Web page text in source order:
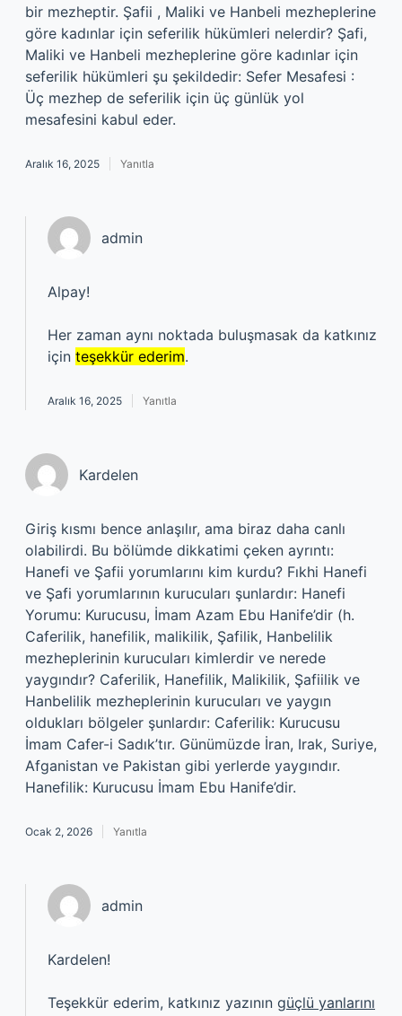
bir mezheptir. Şafii , Maliki ve Hanbeli mezheplerine
göre kadınlar için seferilik hükümleri nelerdir? Şafi,
Maliki ve Hanbeli mezheplerine göre kadınlar için
seferilik hükümleri şu şekildedir: Sefer Mesafesi :
Üç mezhep de seferilik için üç günlük yol
mesafesini kabul eder.
Aralık 16, 2025 Yanıtla
admin
Alpay!
Her zaman aynı noktada buluşmasak da katkınız
için teşekkür ederim.
Aralık 16, 2025 Yanıtla
Kardelen
Giriş kısmı bence anlaşılır, ama biraz daha canlı
olabilirdi. Bu bölümde dikkatimi çeken ayrıntı:
Hanefi ve Şafii yorumlarını kim kurdu? Fıkhi Hanefi
ve Şafi yorumlarının kurucuları şunlardır: Hanefi
Yorumu: Kurucusu, İmam Azam Ebu Hanife’dir (h.
Caferilik, hanefilik, malikilik, Şafilik, Hanbelilik
mezheplerinin kurucuları kimlerdir ve nerede
yaygındır? Caferilik, Hanefilik, Malikilik, Şafiilik ve
Hanbelilik mezheplerinin kurucuları ve yaygın
oldukları bölgeler şunlardır: Caferilik: Kurucusu
İmam Cafer-i Sadık’tır. Günümüzde İran, Irak, Suriye,
Afganistan ve Pakistan gibi yerlerde yaygındır.
Hanefilik: Kurucusu İmam Ebu Hanife’dir.
Ocak 2, 2026 Yanıtla
admin
Kardelen!
Teşekkür ederim, katkınız yazının güçlü yanlarını